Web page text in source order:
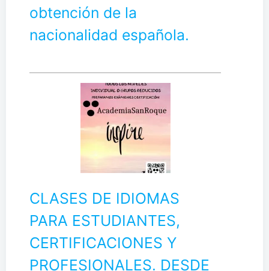
obtención de la
nacionalidad española.
CLASES DE IDIOMAS
PARA ESTUDIANTES,
CERTIFICACIONES Y
PROFESIONALES. DESDE